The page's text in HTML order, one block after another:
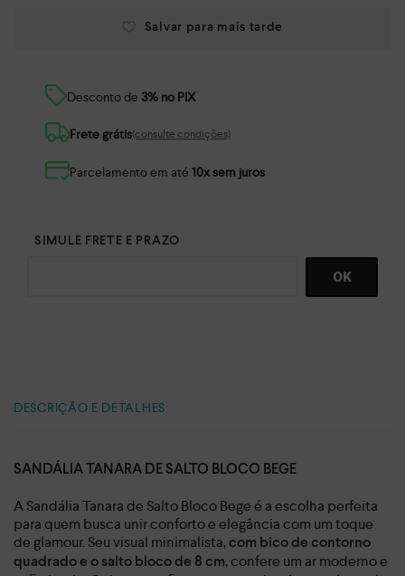
Desconto de 3% no PIX
Frete grátis(consulte condições)
Parcelamento em até 10x sem juros
DESCRIÇÃO E DETALHES
SANDÁLIA TANARA DE SALTO BLOCO BEGE
A Sandália Tanara de Salto Bloco Bege é a escolha perfeita
para quem busca unir conforto e elegância com um toque
de glamour. Seu visual minimalista, com bico de contorno
quadrado e o salto bloco de 8 cm, confere um ar moderno e